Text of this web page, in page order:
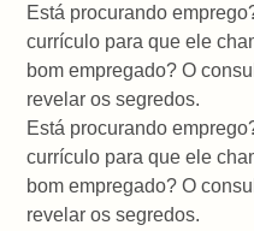
Está procurando
currículo para que ele
bom empregado? O
revelar os segredos.
Está procurando
currículo para que ele
bom empregado? O
revelar os segredos.